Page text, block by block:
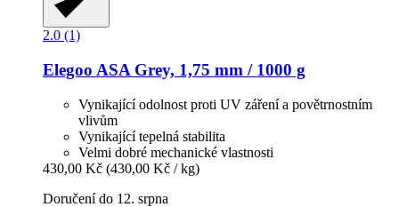
2.0 (1)
Elegoo ASA Grey, 1,75 mm / 1000 g
Vynikající odolnost proti UV záření a povětrnostním
vlivům
Vynikající tepelná stabilita
Velmi dobré mechanické vlastnosti
430,00 Kč (430,00 Kč / kg)
Doručení do 12. srpna